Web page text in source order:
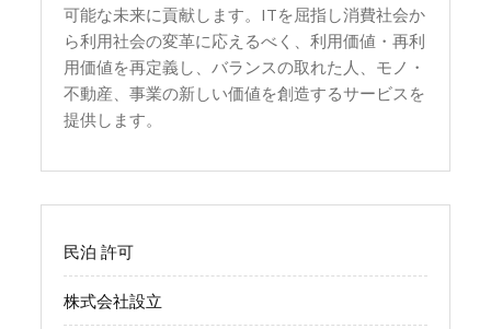
可能な未来に貢献します。ITを屈指し消費社会か
ら利用社会の変革に応えるべく、利用価値・再利
用価値を再定義し、バランスの取れた人、モノ・
不動産、事業の新しい価値を創造するサービスを
提供します。
民泊 許可
株式会社設立